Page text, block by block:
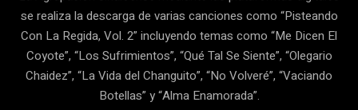
se realiza la descarga de varias canciones como “Pisteando
Con La Regida, Vol. 2” incluyendo temas como “Me Dicen El
Coyote”, “Los Sufrimientos”, “Qué Tal Se Siente”, “Olegario
Chaidez”, “La Vida del Changuito”, “No Volveré”, “Vaciando
Botellas” y “Alma Enamorada”.